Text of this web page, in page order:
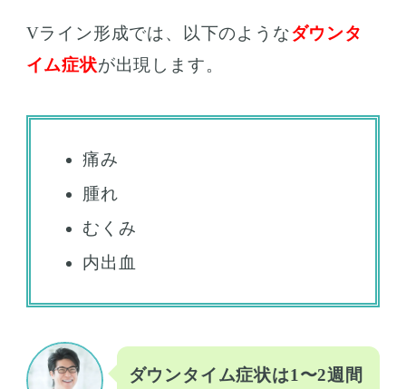
Vライン形成では、以下のようなダウンタ
イム症状が出現します。
痛み
腫れ
むくみ
内出血
ダウンタイム症状は1〜2週間